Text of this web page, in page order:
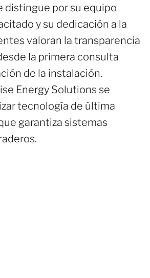
distingue por su equipo
y su dedicación a la
valoran la transparencia
la primera consulta
de la instalación.
Energy Solutions se
tecnología de última
garantiza sistemas